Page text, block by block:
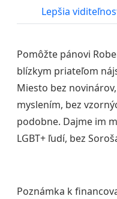
Lepšia
Pomôžte pánovi
blízkym priateľom
Miesto bez
myslením, bez
podobne. Dajme im
LGBT+ ľudí, bez
Poznámka k